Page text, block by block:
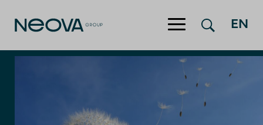
Hyppää sisältöön EN